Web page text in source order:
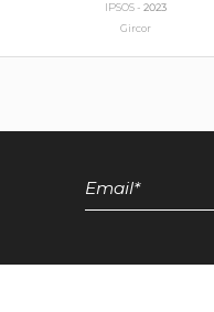
IPSOS - 2023
Gircor